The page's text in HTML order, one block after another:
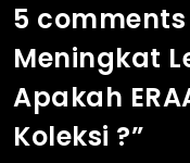
5 comments
Meningkat
Apakah
Koleksi ?”